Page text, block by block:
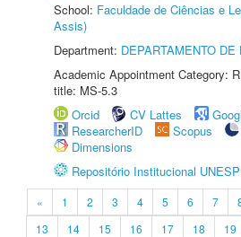
School: Faculdade de Ciências e
Assis)
Department: DEPARTAMENTO DE
Academic Appointment Category:
title: MS-5.3
Orcid
CV Lattes
ResearcherID
Scopus
Dimensions
Repositório Institucional UNESP
« 1 2 3 4 5 6 7
13
14 15 16 17 18 19